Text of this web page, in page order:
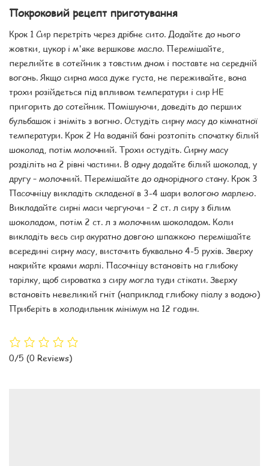
Покроковий рецепт приготування
Крок 1 Сир перетріть через дрібне сито. Додайте до нього
жовтки, цукор і м'яке вершкове масло. Перемішайте,
перелийте в сотейник з товстим дном і поставте на середній
вогонь. Якщо сирна маса дуже густа, не переживайте, вона
трохи розійдеться під впливом температури і сир НЕ
пригорить до сотейник. Помішуючи, доведіть до перших
бульбашок і зніміть з вогню. Остудіть сирну масу до кімнатної
температури. Крок 2 На водяній бані розтопіть спочатку білий
шоколад, потім молочний. Трохи остудіть. Сирну масу
розділіть на 2 рівні частини. В одну додайте білий шоколад, у
другу – молочний. Перемішайте до однорідного стану. Крок 3
Пасочніцу викладіть складеної в 3-4 шари вологою марлею.
Викладайте сирні маси чергуючи – 2 ст. л сиру з білим
шоколадом, потім 2 ст. л з молочним шоколадом. Коли
викладіть весь сир акуратно довгою шпажкою перемішайте
всередині сирну масу, вистачить буквально 4-5 рухів. Зверху
накрийте краями марлі. Пасочніцу встановіть на глибоку
тарілку, щоб сироватка з сиру могла туди стікати. Зверху
встановіть невеликий гніт (наприклад глибоку піалу з водою)
Приберіть в холодильник мінімум на 12 годин.
0/5 (0 Reviews)